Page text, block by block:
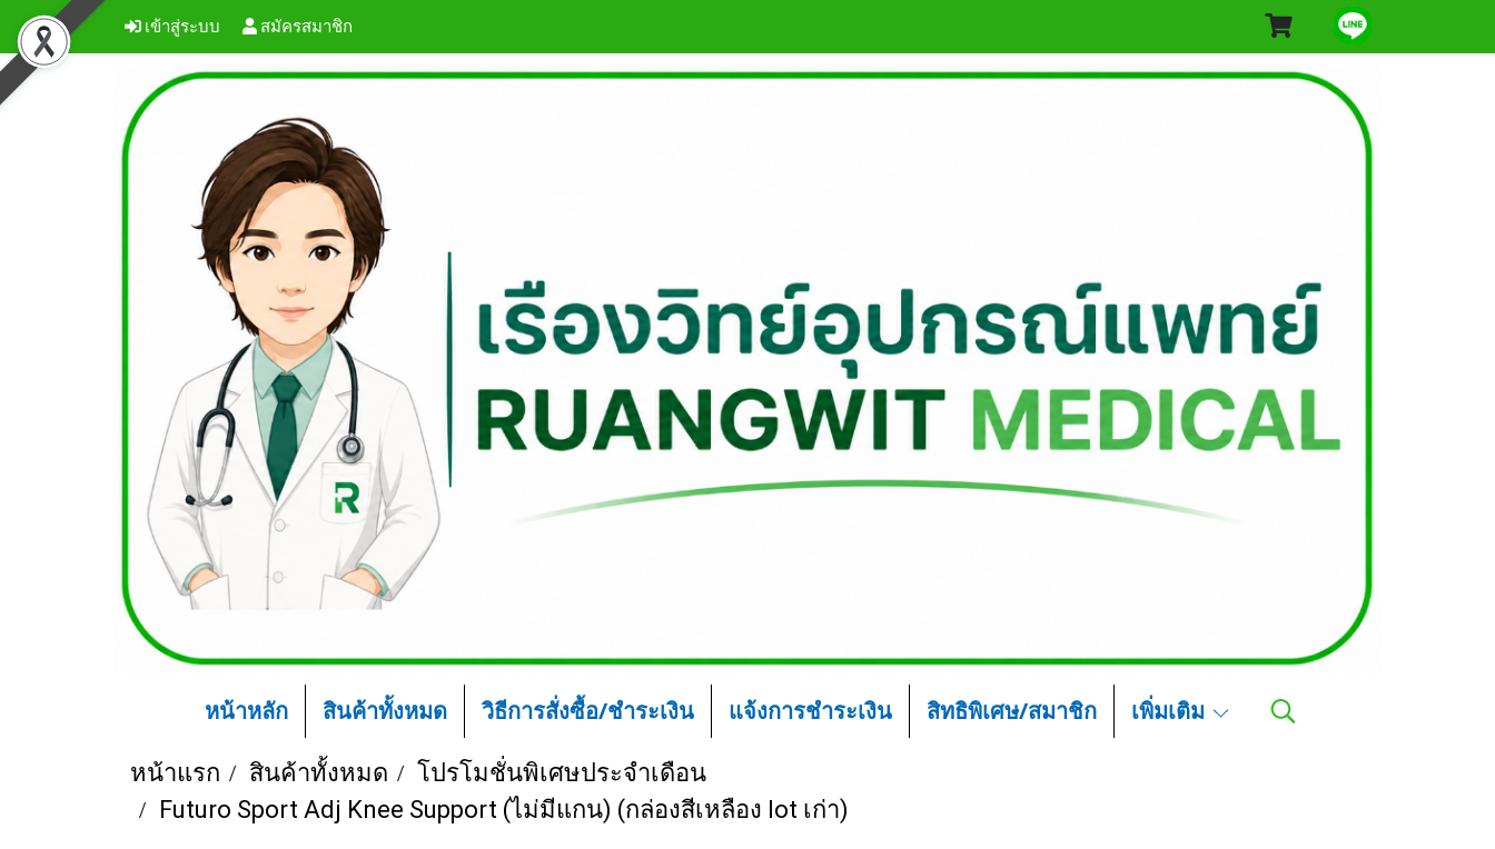
เข้าสู่ระบบ สมัครสมาชิก
หน้าหลัก สินค้าทั้งหมด วิธีการสั่งซื้อ/ชำระเงิน แจ้งการชำระเงิน สิทธิพิเศษ/สมาชิก เพิ่มเติม
หน้าแรก สินค้าทั้งหมด
โปรโมชั่นพิเศษประจำเดือน
Futuro Sport Adj Knee Support (ไม่มีแกน) (กล่องสีเหลือง lot เก่า)